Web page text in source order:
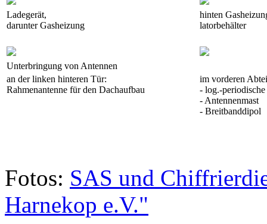
Ladegerät,
darunter Gasheizung
hinten
latorbehälter
Unterbringung von Antennen
an der linken hinteren Tür:
Rahmenantenne für den Dachaufbau
im vorderen
- log.-
- Antennenmast
- Breitbanddipol
Fotos: SAS und
Harnekop e.V."